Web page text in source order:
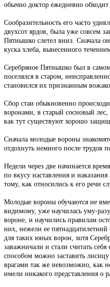
обычно доктор ежедневно
Сообразительность его часто
двухсот ярдов, была уже совсем
Пятнышко слетел вниз. Сначала
куска хлеба, вынесенного
Серебряное Пятнышко был в
поселялся в старом,
становился их признанным
Сбор стаи обыкновенно
воронами, в старый сосновый лес,
как тут существуют хорошо
Сначала молодые вороны
отдохнуть немного после трудов
Недели через две начинается
по вкусу наставления и
тому, как относились к его речи
Молодые вороны обучаются не
видимому, уже научилась уму-
вороне, и научились правилам
них, нежели ее
для таких юных ворон, хотя
заважничали и стали считать
способом можно заставить
врагами так же невозможно, как
имели никакого представления